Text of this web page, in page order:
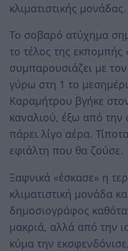
κλιματιστικής μονάδας.
Το σοβαρό ατύχημα
το τέλος της
συμπαρουσιάζει με
γύρω στη 1 το
Καραμήτρου βγήκε
καναλιού, έξω από την
πάρει λίγο αέρα.
εφιάλτη που θα ζούσε.
Ξαφνικά «έσκασε» η
κλιματιστική μονάδα
δημοσιογράφος
μακριά, αλλά από την
κύμα την